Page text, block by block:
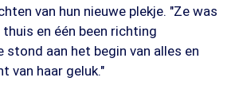
van hun nieuwe plekje. "Ze was
en één been richting
stond aan het begin van alles en
van haar geluk."